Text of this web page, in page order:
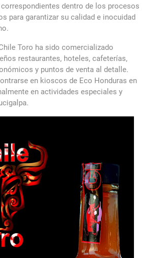
dentro de los procesos
para garantizar su calidad e inocuidad
Toro ha sido comercializado
restaurantes, hoteles, cafeterías,
y puntos de venta al detalle.
en kioscos de Eco Honduras en
en actividades especiales y